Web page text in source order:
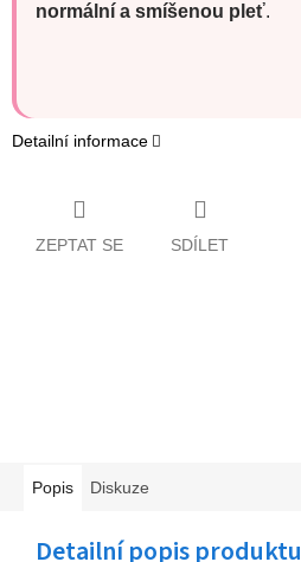
normální a smíšenou pleť.
Detailní informace
ZEPTAT SE SDÍLET
Popis Diskuze
Detailní popis produktu